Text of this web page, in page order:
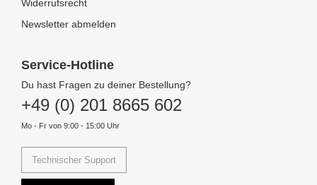
Widerrufsrecht
Newsletter abmelden
Service-Hotline
Du hast Fragen zu deiner Bestellung?
+49 (0) 201 8665 602
Mo - Fr von 9:00 - 15:00 Uhr
Technischer Support